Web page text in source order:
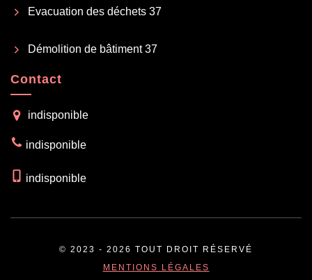
Evacuation des déchets 37
Démolition de bâtiment 37
Contact
indisponible
indisponible
indisponible
© 2023 - 2026 TOUT DROIT RÉSERVÉ
MENTIONS LÉGALES